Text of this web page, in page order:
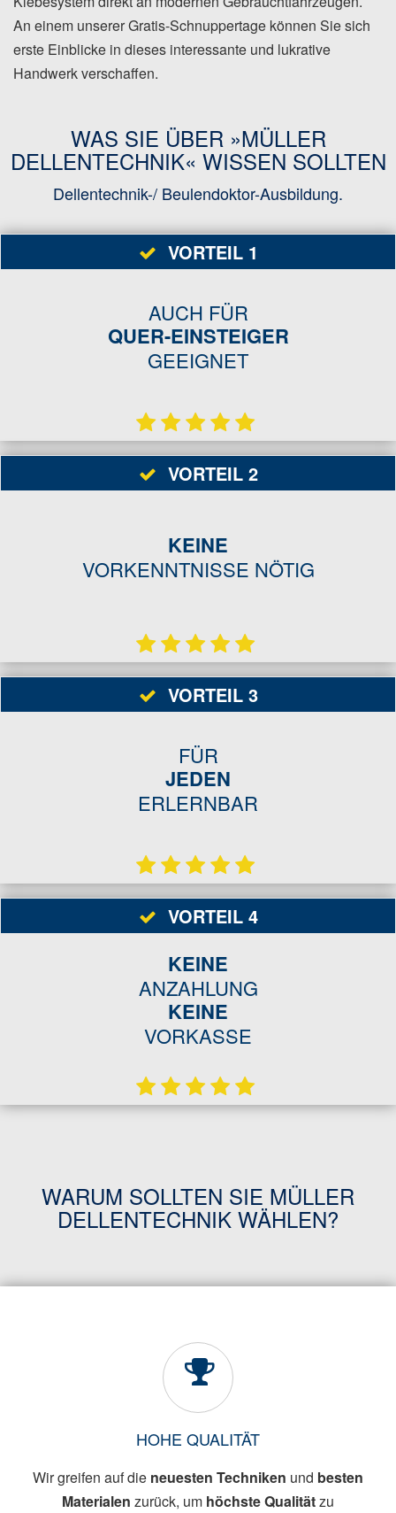
An einem unserer Gratis-Schnuppertage können Sie sich
erste Einblicke in dieses interessante und lukrative
Handwerk verschaffen.
WAS SIE ÜBER »MÜLLER
DELLENTECHNIK« WISSEN SOLLTEN
Dellentechnik-/ Beulendoktor-Ausbildung.
VORTEIL 1
AUCH FÜR
QUER-EINSTEIGER
GEEIGNET
VORTEIL 2
KEINE
VORKENNTNISSE NÖTIG
VORTEIL 3
FÜR
JEDEN
ERLERNBAR
VORTEIL 4
KEINE
ANZAHLUNG
KEINE
VORKASSE
WARUM SOLLTEN SIE MÜLLER
DELLENTECHNIK WÄHLEN?
HOHE QUALITÄT
Wir greifen auf die neuesten Techniken und besten
Materialen zurück, um höchste Qualitätzu